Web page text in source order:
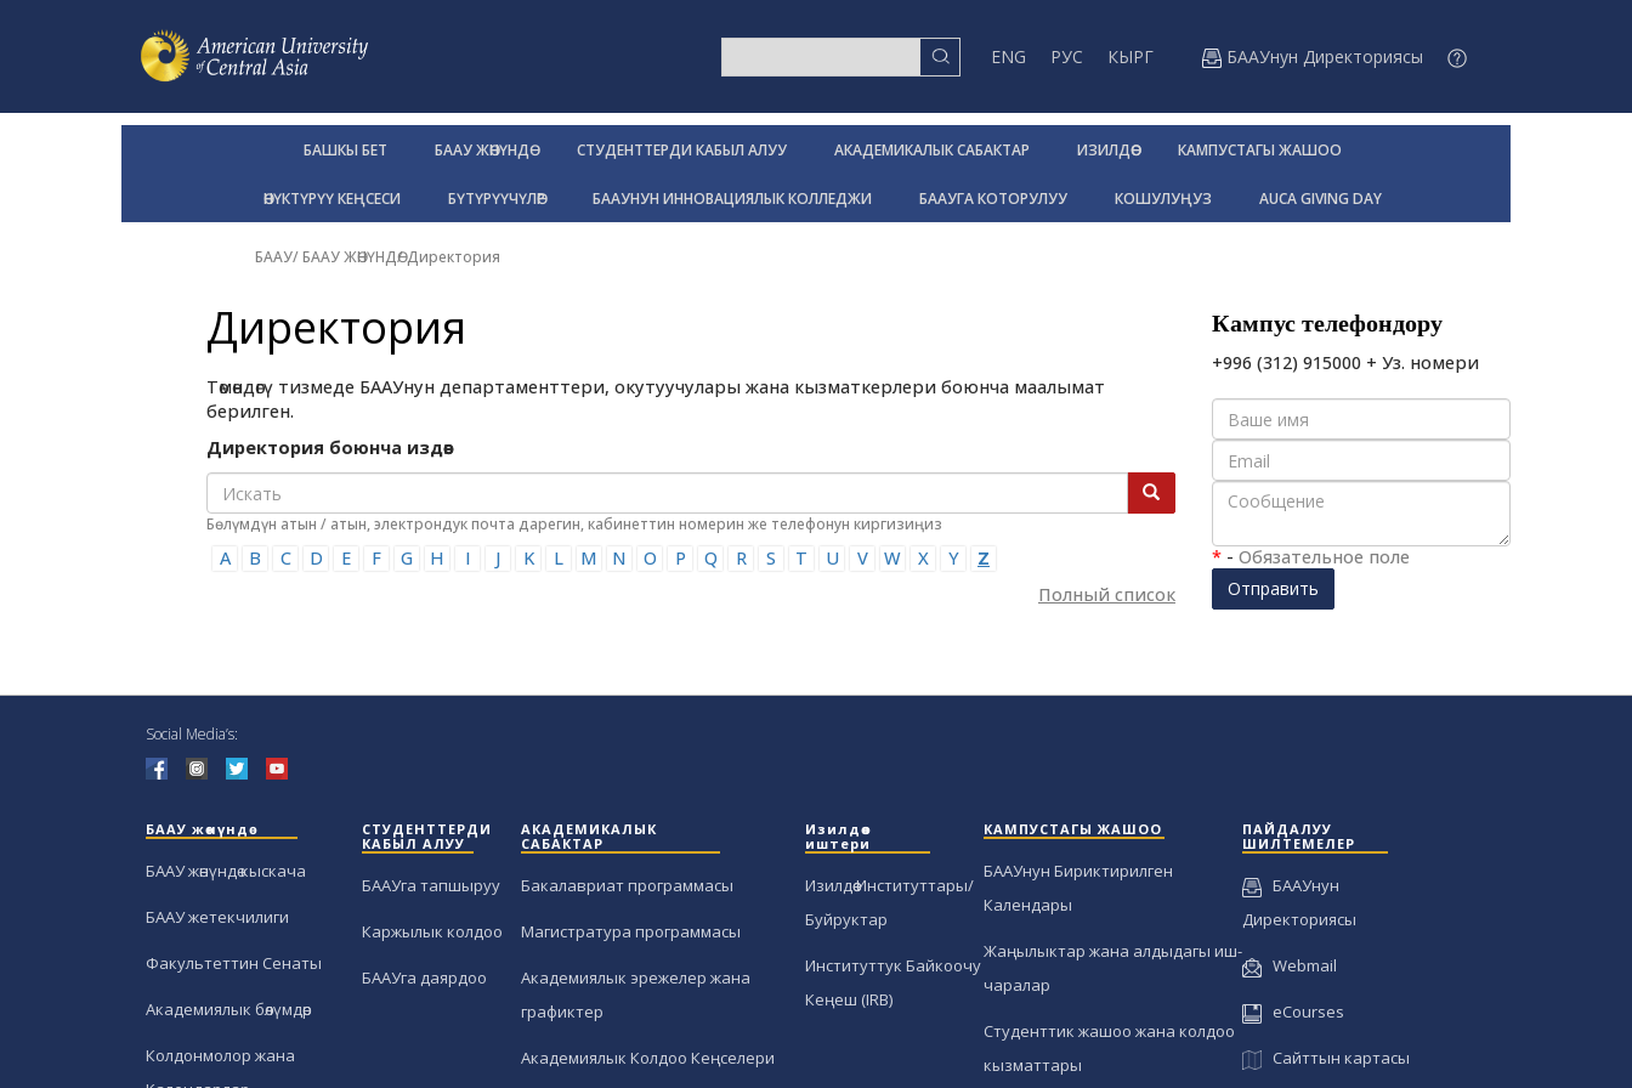
ENG РУС КЫРГ БААУнун Директориясы
БАШКЫ БЕТ БААУ ЖӨНҮНДӨ СТУДЕНТТЕРДИ КАБЫЛ АЛУУ АКАДЕМИКАЛЫК САБАКТАР ИЗИЛДӨӨ КАМПУСТАГЫ ЖАШОО
ӨНҮКТҮРҮҮ КЕҢСЕСИ БҮТҮРҮҮЧҮЛӨР БААУНУН ИННОВАЦИЯЛЫК КОЛЛЕДЖИ БААУГА КОТОРУЛУУ КОШУЛУҢУЗ AUCA GIVING DAY
БААУ/БААУ ЖӨНҮНДӨ/Директория
Директория
Төмөндөгү тизмеде БААУнун департаменттери, окутуучулары жана кызматкерлери боюнча маалымат
берилген.
Директория боюнча издөө:
Бөлүмдүн атын / атын, электрондук почта дарегин, кабинеттин номерин же телефонун киргизиңиз
A B C D E F G H I J K L M N O P Q R S T U V W X Y
Z
Полный список
Кампус телефондору
+996 (312) 915000 + Уз. номери
* - Обязательное поле
Отправить
Social Media’s:
БААУ жөнүндө
БААУ жөнүндө кыскача
БААУ жетекчилиги
Факультеттин Сенаты
Академиялык бөлүмдөр
Колдонмолор жана
СТУДЕНТТЕРДИ
КАБЫЛ АЛУУ
БААУга тапшыруу
Каржылык колдоо
БААУга даярдоо
АКАДЕМИКАЛЫК
САБАКТАР
Бакалавриат программасы
Магистратура программасы
Академиялык эрежелер жана
графиктер
Академиялык Колдоо Кеңселери
Изилдөө
иштери
Изилдөө Институттары/
Буйруктар
Институттук Байкоочу
Кеңеш (IRB)
КАМПУСТАГЫ ЖАШОО
БААУнун Бириктирилген
Календары
Жаңылыктар жана алдыдагы иш-
чаралар
Студенттик жашоо жана колдоо
кызматтары
ПАЙДАЛУУ
ШИЛТЕМЕЛЕР
БААУнун
Директориясы
Webmail
eCourses
Сайттын картасы